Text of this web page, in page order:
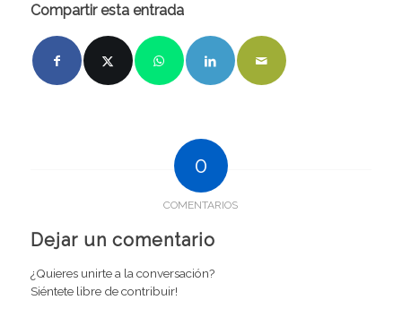
Compartir esta entrada
0
COMENTARIOS
Dejar un comentario
¿Quieres unirte a la conversación?
Siéntete libre de contribuir!